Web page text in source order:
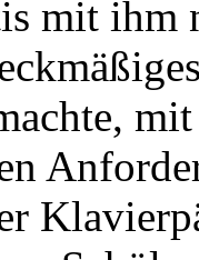
mit ihm
mit